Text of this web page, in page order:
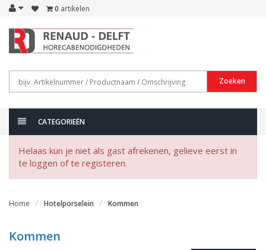
0 artikelen
Zoeken
CATEGORIEËN
Helaas kun je niet als gast afrekenen, gelieve eerst in
te loggen of te registeren.
Home Hotelporselein Kommen
Kommen